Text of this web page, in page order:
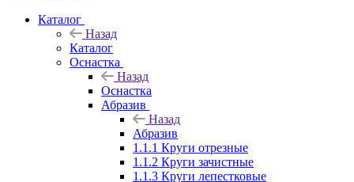
Каталог
Назад
Каталог
Оснастка
Назад
Оснастка
Абразив
Назад
Абразив
1.1.1 Круги отрезные
1.1.2 Круги зачистные
1.1.3 Круги лепестковые